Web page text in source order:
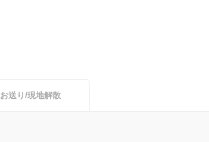
お送り/現地解散